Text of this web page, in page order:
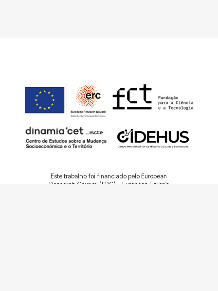
Este trabalho foi financiado pelo European
Research Council (ERC) – European Union’s